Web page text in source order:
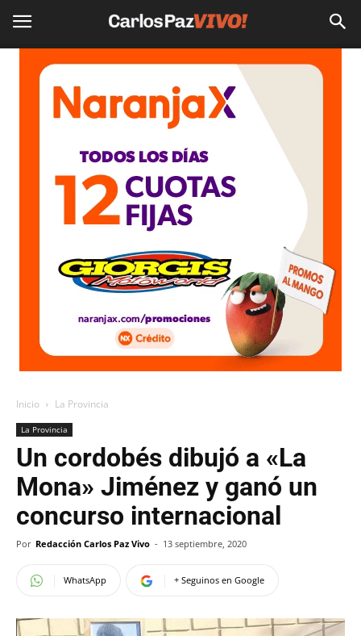
Inicio La Provincia
La Provincia
Un cordobés dibujó a «La
Mona» Jiménez y ganó un
concurso internacional
Por Redacción Carlos Paz Vivo - 13 septiembre, 2020
WhatsApp + Seguinos en Google